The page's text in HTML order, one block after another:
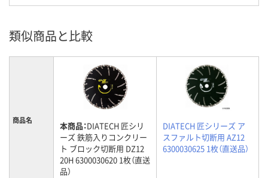
類似商品と比較
商品名 本商品：DIATECH 匠シリ
ーズ 鉄筋入りコンクリー
ト ブロック切断用 DZ12
20H 6300030620 1枚（直送
品）
DIATECH 匠シリーズ ア
スファルト切断用 AZ12
6300030625 1枚（直送品）